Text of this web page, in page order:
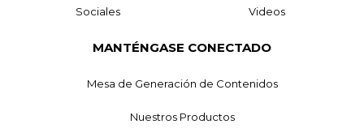
Sociales Videos
MANTÉNGASE CONECTADO
Mesa de Generación de Contenidos
Nuestros Productos